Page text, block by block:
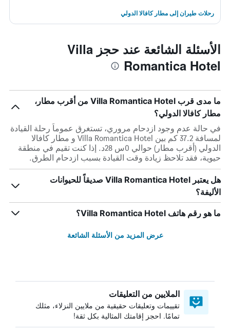
رحلات طيران إلى مطار كافالا الدولي
الأسئلة الشائعة عند حجز Villa
Romantica Hotel
ما مدى قرب Villa Romantica Hotel من أقرب مطار،
مطار كافالا الدولي؟
في حالة عدم وجود ازدحام مروري، تستغرق عموماً رحلة القيادة
لمسافة 37.2 كم بين Villa Romantica Hotel و مطار كافالا
الدولي (أقرب مطار) حوالي 0س 28د. إذا كنت تقيم في منطقة
حيوية، فقد تلاحظ زيادة وقت القيادة بسبب ازدحام الطرق.
هل يعتبر Villa Romantica Hotel صديقاً للحيوانات
الأليفة؟
ما هو رقم هاتف Villa Romantica Hotel؟
عرض المزيد من الأسئلة الشائعة
الملايين من التعليقات
تقييمات وتعليقات حقيقية من ملايين النزلاء، مثلك
تمامًا. احجز إقامتك المثالية بكل ثقة!